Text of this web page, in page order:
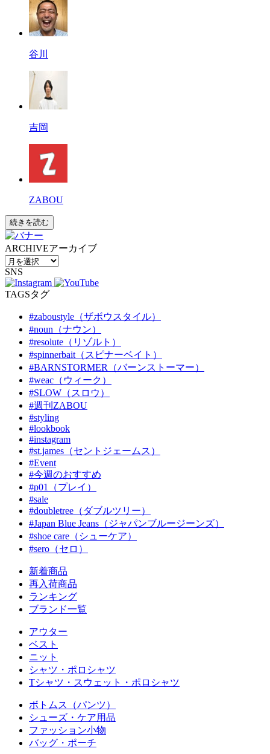
谷川
吉岡
ZABOU
続きを読む
ARCHIVEアーカイブ
SNS
TAGSタグ
#zaboustyle（ザボウスタイル）
#noun（ナウン）
#resolute（リゾルト）
#spinnerbait（スピナーベイト）
#BARNSTORMER（バーンストーマー）
#weac（ウィーク）
#SLOW（スロウ）
#週刊ZABOU
#styling
#lookbook
#instagram
#st.james（セントジェームス）
#Event
#今週のおすすめ
#p01（プレイ）
#sale
#doubletree（ダブルツリー）
#Japan Blue Jeans（ジャパンブルージーンズ）
#shoe care（シューケア）
#sero（セロ）
新着商品
再入荷商品
ランキング
ブランド一覧
アウター
ベスト
ニット
シャツ・ポロシャツ
Tシャツ・スウェット・ポロシャツ
ボトムス（パンツ）
シューズ・ケア用品
ファッション小物
バッグ・ポーチ